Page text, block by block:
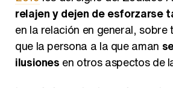
en la relación en general, sobre
que la persona a la que aman
ilusionesen otros aspectos de